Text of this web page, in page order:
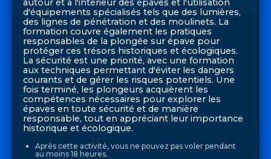
autour et à l'intérieur des épaves et l'utilisation
d'équipements spécialisés tels que des lumières,
des lignes de pénétration et des moulinets. La
formation couvre également les pratiques
responsables de la plongée sur épave pour
protéger ces trésors historiques et écologiques.
La sécurité est une priorité, avec une formation
aux techniques permettant d'éviter les dangers
courants et de gérer les risques potentiels. Une
fois terminé, les plongeurs acquièrent les
compétences nécessaires pour explorer les
épaves en toute sécurité et de manière
responsable, tout en appréciant leur importance
historique et écologique.
Après cette activité, vous ne pouvez pas voler pendant
au moins 18 heures.